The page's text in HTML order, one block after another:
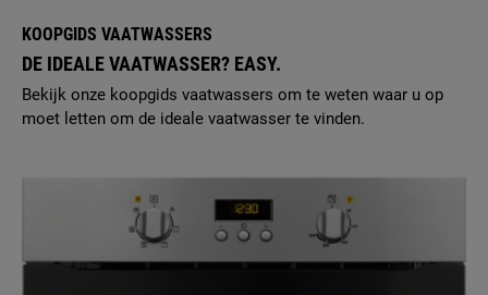
KOOPGIDS VAATWASSERS
DE IDEALE VAATWASSER? EASY.
Bekijk onze koopgids vaatwassers om te weten waar u op
moet letten om de ideale vaatwasser te vinden.